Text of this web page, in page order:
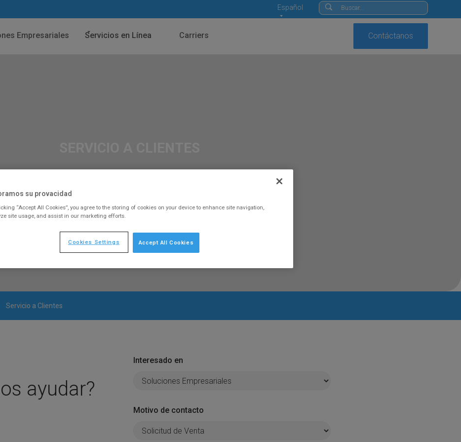
Español
Empresariales Servicios en Línea Carriers Contáctanos
Servicio a Clientes
ayudar?
Interesado en
Motivo de contacto
su provacidad
“Accept All Cookies”, you agree to the storing of cookies on your device to enhance site navigation,
site usage, and assist in our marketing efforts.
Cookies Settings Accept All Cookies